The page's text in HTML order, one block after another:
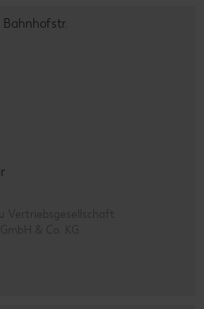
Vertriebsgesellschaft
& Co. KG